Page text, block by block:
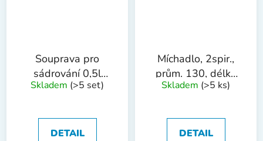
Souprava pro
sádrování 0,5l
1518
Skladem (>5 set)
DETAIL
Míchadlo, 2spir.,
prům. 130, délka
600mm, M 14
Skladem (>5 ks)
DETAIL